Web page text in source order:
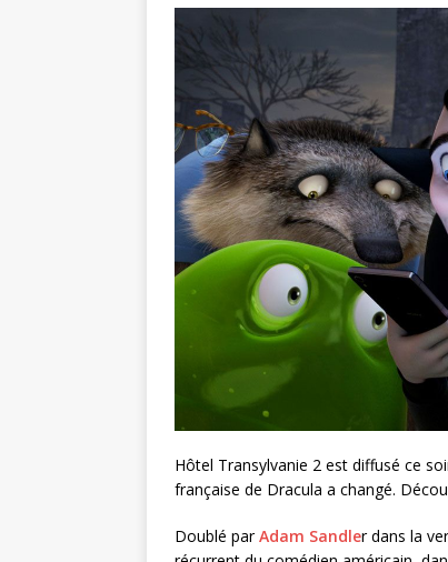
Hôtel Transylvanie 2 est diffusé ce
française de Dracula a changé.
Doublé parAdam Sandler dans la